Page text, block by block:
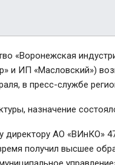
«Воронежская
и ИП «Масловский»)
в пресс-службе
назначение
директору АО «ВИнКО»
получил высшее